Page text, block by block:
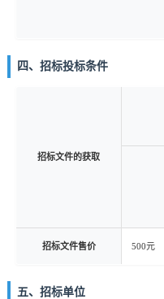
四、招标投标条件
招标文件的获取
招标文件售价 500元
五、招标单位